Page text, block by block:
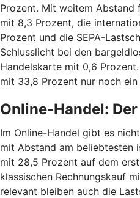
Prozent. Mit weitem
mit 8,3 Prozent, die
Prozent und die SEPA-
Schlusslicht bei den
Handelskarte mit 0,6
mit 33,8 Prozent nur noch
Online-Handel:
Im Online-Handel gibt es
mit Abstand am beliebtesten
mit 28,5 Prozent auf dem
klassischen Rechnungskauf
relevant bleiben auch die